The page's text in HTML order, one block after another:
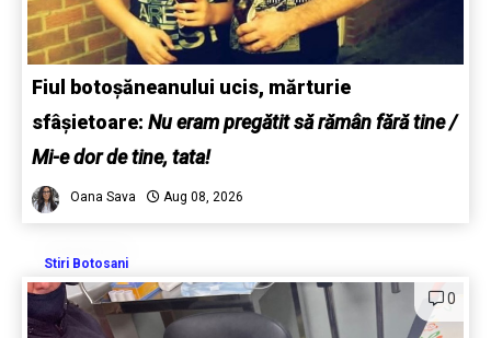
Fiul botoșăneanului ucis, mărturie
sfâșietoare: Nu eram pregătit să rămân fără tine /
Mi-e dor de tine, tata!
Oana Sava Aug 08, 2026
Stiri Botosani
0